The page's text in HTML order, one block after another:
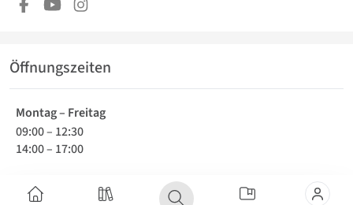
Öffnungszeiten
Montag – Freitag
09:00– 12:30
14:00– 17:00